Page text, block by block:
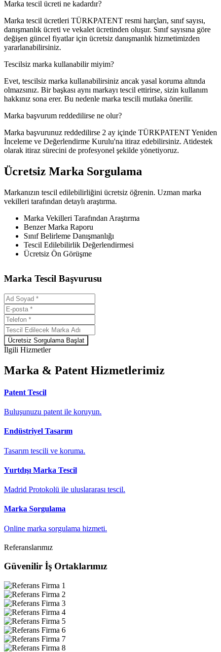
Marka tescil ücreti ne kadardır?
Marka tescil ücretleri TÜRKPATENT resmi harçları, sınıf sayısı,
danışmanlık ücreti ve vekalet ücretinden oluşur. Sınıf sayısına göre
değişen güncel fiyatlar için ücretsiz danışmanlık hizmetimizden
yararlanabilirsiniz.
Tescilsiz marka kullanabilir miyim?
Evet, tescilsiz marka kullanabilirsiniz ancak yasal koruma altında
olmazsınız. Bir başkası aynı markayı tescil ettirirse, sizin kullanım
hakkınız sona erer. Bu nedenle marka tescili mutlaka önerilir.
Marka başvurum reddedilirse ne olur?
Marka başvurunuz reddedilirse 2 ay içinde TÜRKPATENT Yeniden
İnceleme ve Değerlendirme Kurulu'na itiraz edebilirsiniz. Atidestek
olarak itiraz sürecini de profesyonel şekilde yönetiyoruz.
Ücretsiz Marka Sorgulama
Markanızın tescil edilebilirliğini ücretsiz öğrenin. Uzman marka
vekilleri tarafından detaylı araştırma.
Marka Vekilleri Tarafından Araştırma
Benzer Marka Raporu
Sınıf Belirleme Danışmanlığı
Tescil Edilebilirlik Değerlendirmesi
Ücretsiz Ön Görüşme
Marka Tescil Başvurusu
Ücretsiz Sorgulama Başlat
İlgili Hizmetler
Marka & Patent Hizmetlerimiz
Patent Tescil
Buluşunuzu patent ile koruyun.
Endüstriyel Tasarım
Tasarım tescili ve koruma.
Yurtdışı Marka Tescil
Madrid Protokolü ile uluslararası tescil.
Marka Sorgulama
Online marka sorgulama hizmeti.
Referanslarımız
Güvenilir İş Ortaklarımız